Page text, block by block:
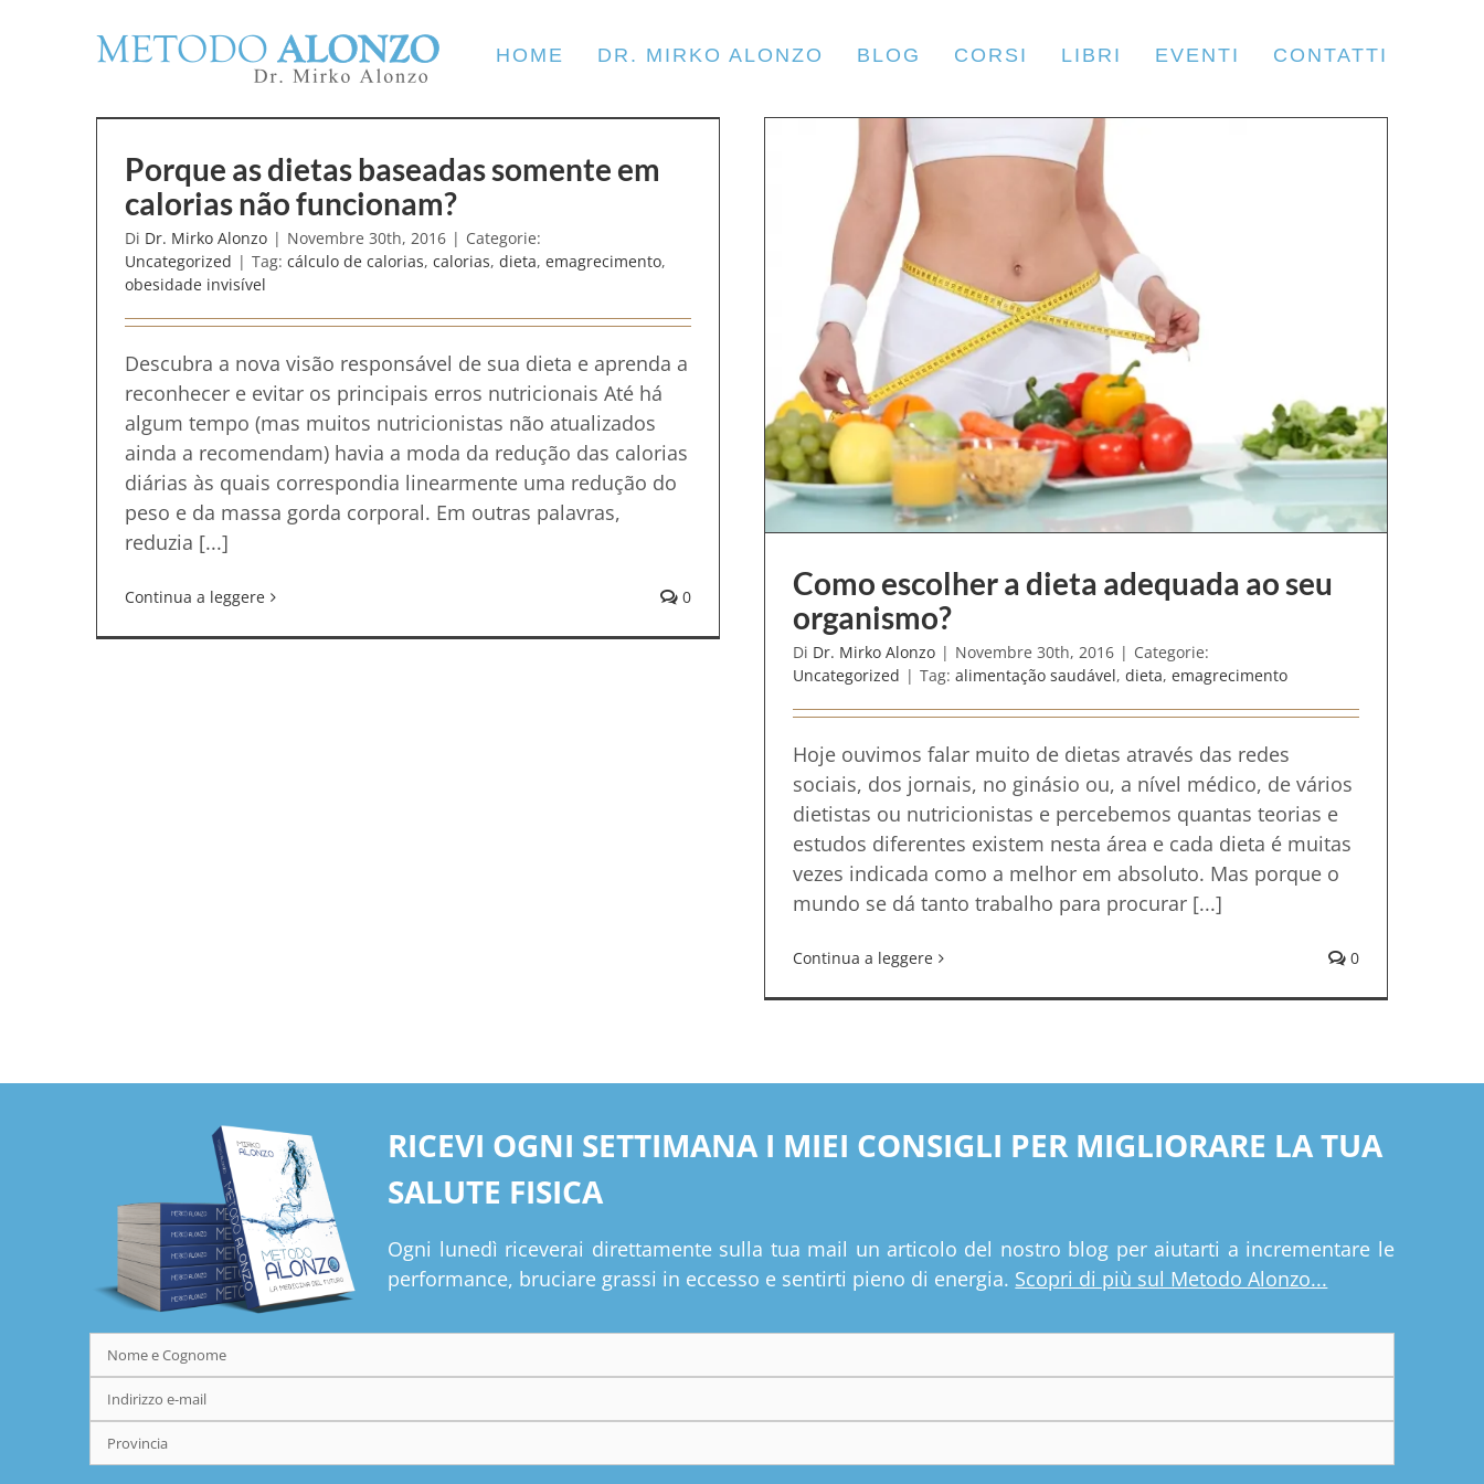
HOME DR. MIRKO ALONZO BLOG CORSI LIBRI EVENTI CONTATTI
Porque as dietas baseadas somente em
calorias não funcionam?
Di Dr. Mirko Alonzo | Novembre 30th, 2016 | Categorie:
Uncategorized | Tag: cálculo de calorias, calorias, dieta, emagrecimento,
obesidade invisível
Descubra a nova visão responsável de sua dieta e aprenda a
reconhecer e evitar os principais erros nutricionais Até há
algum tempo (mas muitos nutricionistas não atualizados
ainda a recomendam) havia a moda da redução das calorias
diárias às quais correspondia linearmente uma redução do
peso e da massa gorda corporal. Em outras palavras,
reduzia [...]
Continua a leggere 0
Como escolher a dieta adequada ao seu organismo?
Como escolher a dieta adequada ao seu
organismo?
Di Dr. Mirko Alonzo | Novembre 30th, 2016 | Categorie:
Uncategorized | Tag: alimentação saudável, dieta, emagrecimento
Hoje ouvimos falar muito de dietas através das redes
sociais, dos jornais, no ginásio ou, a nível médico, de vários
dietistas ou nutricionistas e percebemos quantas teorias e
estudos diferentes existem nesta área e cada dieta é muitas
vezes indicada como a melhor em absoluto. Mas porque o
mundo se dá tanto trabalho para procurar [...]
Continua a leggere 0
RICEVI OGNI SETTIMANA I MIEI CONSIGLI PER MIGLIORARE LA TUA
SALUTE FISICA
Ogni lunedì riceverai direttamente sulla tua mail un articolo del nostro blog per aiutarti a incrementare le
performance, bruciare grassi in eccesso e sentirti pieno di energia. Scopri di più sul Metodo Alonzo...